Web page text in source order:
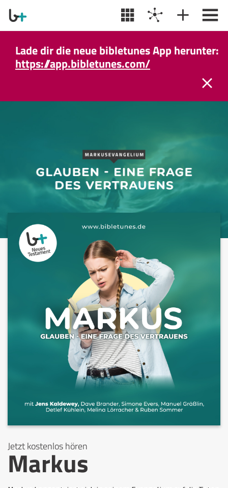
Lade dir die neue bibletunes App herunter:
https://app.bibletunes.com/
Jetzt kostenlos hören
Markus